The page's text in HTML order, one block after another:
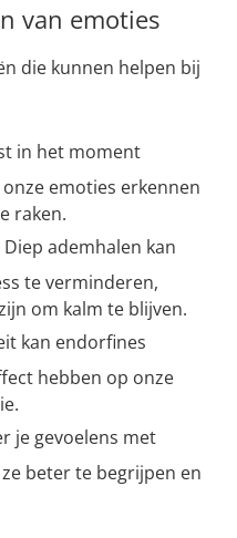
van emoties
die kunnen helpen bij
in het moment
emoties erkennen
raken.
Diep ademhalen kan
te verminderen,
om kalm te blijven.
kan endorfines
hebben op onze
je gevoelens met
beter te begrijpen en